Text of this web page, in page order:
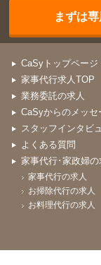
まずは
CaSyトップページ
家事代行求人TOP
業務委託の求人
CaSyからのメッセ
スタッフインタビ
よくある質問
家事代行･家政婦の
家事代行の求人
お掃除代行の求人
お料理代行の求人